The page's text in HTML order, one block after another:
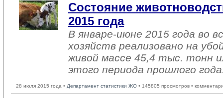
Состояние
2015 года
В январе-июне 2015 года во
хозяйств реализовано на
живой массе 45,4 тыс. тонн
этого периода прошлого
28 июля 2015 года • Департамент статистики ЖО • 145805 просмотров •